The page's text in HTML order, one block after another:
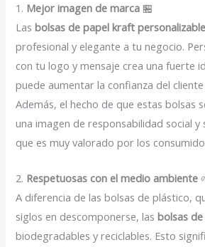
1. Mejor imagen de marca 🏪
Lasbolsas de papel kraft
profesional y elegante a tu negocio.
con tu logo y mensaje crea una fuerte
puede aumentar la confianza del
Además, el hecho de que estas bolsas
una imagen de responsabilidad social
que es muy valorado por los
2. Respetuosas con el medio ambiente
A diferencia de las bolsas de plástico,
siglos en descomponerse, lasbolsas
biodegradables y reciclables. Esto